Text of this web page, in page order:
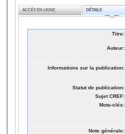
ACCÈS EN LIGNE DÉTAILS
Titre:
Auteur:
Informations sur la publication:
Statut de publication:
Sujet CREF:
Mots-clés:
Note générale: